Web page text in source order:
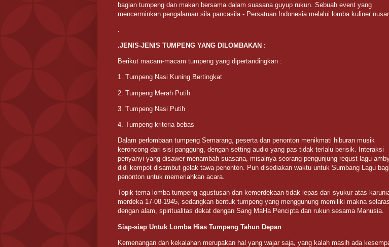
bagian tumpeng dan makan bersama dalam suasana guyup rukun. Sebuah event yang
mencerminkan pengalaman sila pancasila - Persatuan Indonesia melalui lomba kuliner
.
.JENIS-JENIS TUMPENG YANG DILOMBAKAN :
Berikut macam-macam tumpeng yang dipertandingkan :
1. Tumpeng Nasi Kuning Bertingkat
2. Tumpeng Merah Putih
3. Tumpeng Nasi Putih
4. Tumpeng kriteria bebas
Dalam perlombaan tumpeng Semarang, peserta dan penonton menikmati hiburan musik
keroncong dari sisi panggung, dengan setting audio yang pas tidak terlalu berisik. Interaksi
penyanyi yang disawer menambah suasana, misalnya seorang pengunjung requst lagu
didi kempot disambut gelak tawa penonton. Pun disediakan waktu untuk Sumbang Lagu bagi
penonton untuk memeriahkan acara.
Topik tema lomba tumpeng agustusan dan kemerdekaan tidak lepas dari syukur atas
merdeka 17-08-1945, sedangkan bentuk tumpeng yang menggunung memiliki makna selaras
dengan alam, spiritualitas dekat dengan Sang MaHa Pencipta dan rukun sesama Manusia.
Siap-siap Untuk Lomba Hias Tumpeng Tahun Depan
Kemenangan dan kekalahan merupakan hal yang wajar saja, yang kalah masih ada